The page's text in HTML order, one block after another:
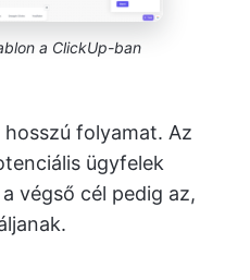
a ClickUp-ban
folyamat. Az
ügyfelek
végső cél pedig az,